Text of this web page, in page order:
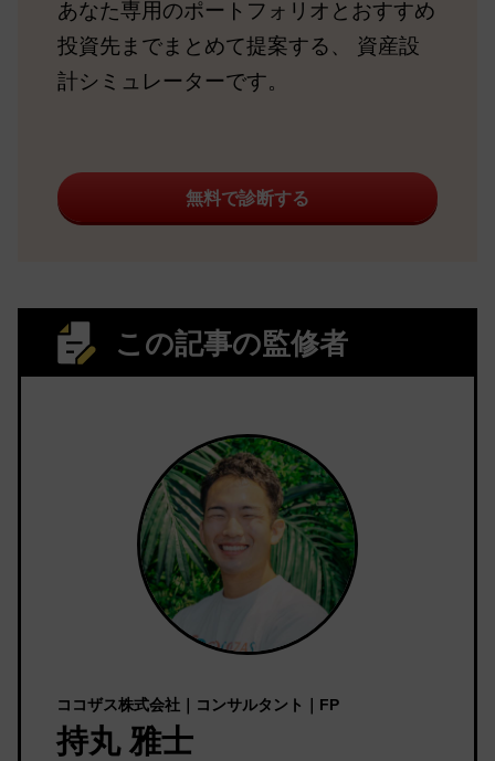
あなた専用のポートフォリオとおすすめ
投資先までまとめて提案する、 資産設
計シミュレーターです。
無料で診断する
この記事の監修者
ココザス株式会社｜コンサルタント｜FP
持丸 雅士